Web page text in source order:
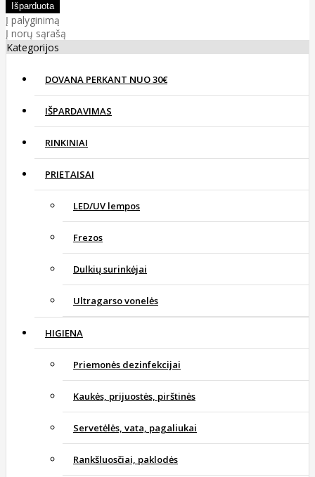
Į palyginimą
Į norų sąrašą
Kategorijos
DOVANA PERKANT NUO 30€
IŠPARDAVIMAS
RINKINIAI
PRIETAISAI
LED/UV lempos
Frezos
Dulkių surinkėjai
Ultragarso vonelės
HIGIENA
Priemonės dezinfekcijai
Kaukės, prijuostės, pirštinės
Servetėlės, vata, pagaliukai
Rankšluosčiai, paklodės